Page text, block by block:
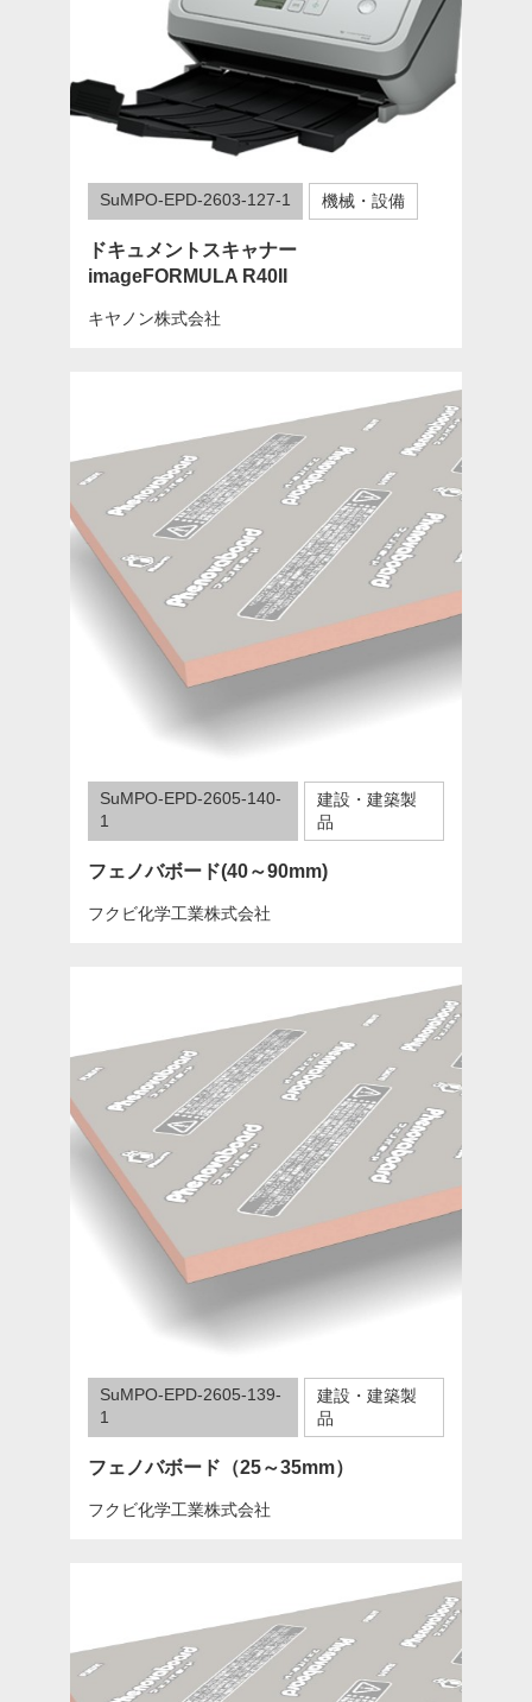
SuMPO-EPD-2603-127-1 機械・設備
ドキュメントスキャナー
imageFORMULA R40II
キヤノン株式会社
SuMPO-EPD-2605-140-
1
建設・建築製
品
フェノバボード(40～90mm)
フクビ化学工業株式会社
SuMPO-EPD-2605-139-
1
建設・建築製
品
フェノバボード（25～35mm）
フクビ化学工業株式会社